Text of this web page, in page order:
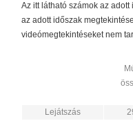
Az itt látható számok az
az adott időszak
videómegtekintéseket nem
Lejátszás